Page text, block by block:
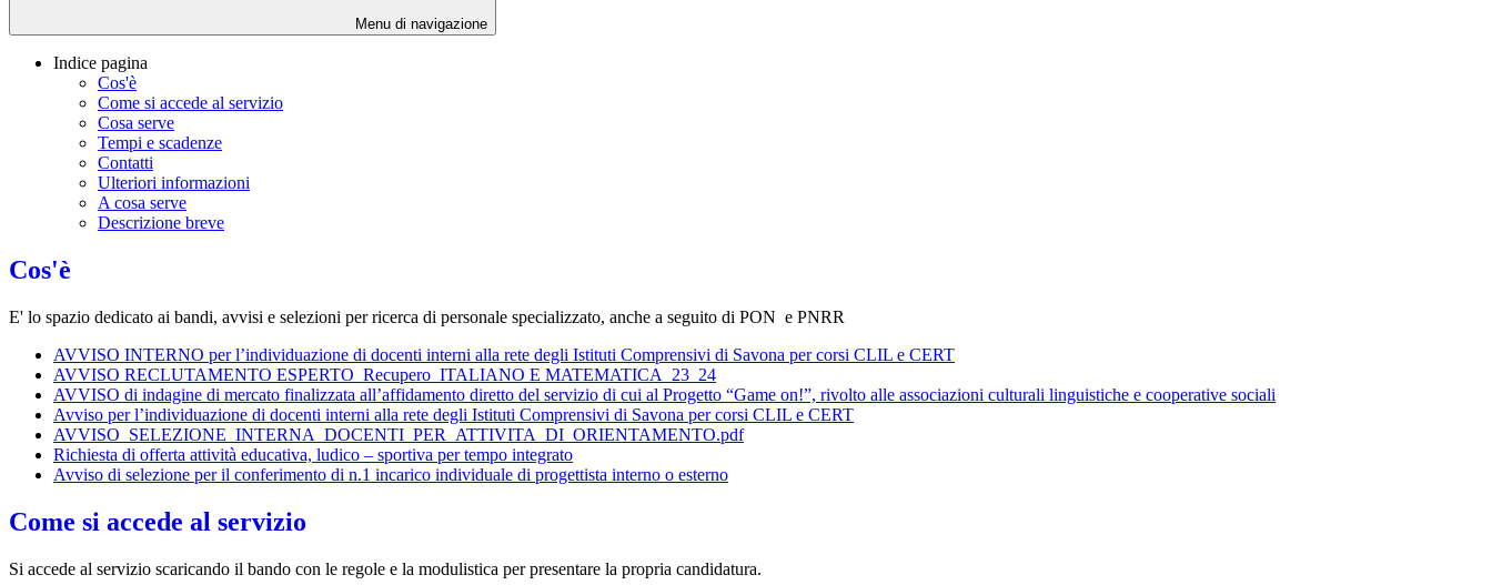
Menu di navigazione
Indice pagina
Cos'è
Come si accede al servizio
Cosa serve
Tempi e scadenze
Contatti
Ulteriori informazioni
A cosa serve
Descrizione breve
Cos'è
E' lo spazio dedicato ai bandi, avvisi e selezioni per ricerca di personale specializzato, anche a seguito di PON e PNRR
AVVISO INTERNO per l’individuazione di docenti interni alla rete degli Istituti Comprensivi di Savona per corsi CLIL e CERT
AVVISO RECLUTAMENTO ESPERTO_Recupero_ITALIANO E MATEMATICA_23_24
AVVISO di indagine di mercato finalizzata all’affidamento diretto del servizio di cui al Progetto “Game on!”, rivolto alle associazioni culturali linguistiche e cooperative sociali
Avviso per l’individuazione di docenti interni alla rete degli Istituti Comprensivi di Savona per corsi CLIL e CERT
AVVISO_SELEZIONE_INTERNA_DOCENTI_PER_ATTIVITA_DI_ORIENTAMENTO.pdf
Richiesta di offerta attività educativa, ludico – sportiva per tempo integrato
Avviso di selezione per il conferimento di n.1 incarico individuale di progettista interno o esterno
Come si accede al servizio
Si accede al servizio scaricando il bando con le regole e la modulistica per presentare la propria candidatura.